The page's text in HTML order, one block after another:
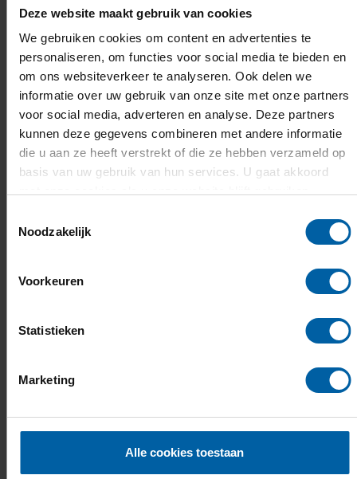
Deze website maakt gebruik van cookies
We gebruiken cookies om content en advertenties te
personaliseren, om functies voor social media te bieden en
om ons websiteverkeer te analyseren. Ook delen we
informatie over uw gebruik van onze site met onze partners
voor social media, adverteren en analyse. Deze partners
kunnen deze gegevens combineren met andere informatie
die u aan ze heeft verstrekt of die ze hebben verzameld op
basis van uw gebruik van hun services. U gaat akkoord
Noodzakelijk
Voorkeuren
Statistieken
Marketing
Alle cookies toestaan
Data Science & AI
Programma Opening Academisch Jaar
14:30 – 15:00 Welkom
15:00 – 15:05 Welkom door presentator
Lauryn Kimani
Snijder, Voorzitter van het College van
15:15 – 15:30 Toespraak door Tom
Zaken
15:30 – 16:00 Power Speech Yoy Bergs &
Michel Brokke, docenten BUas